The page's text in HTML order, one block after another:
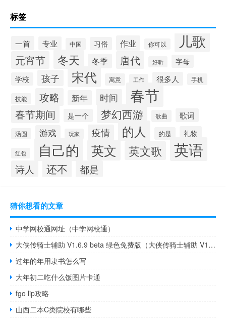
标签
一首 专业 中国 习俗 作业 你可以 儿歌
元宵节 冬天 冬季 唐代 好听
字母
学校
孩子 宋代 寓意 工作 很多人 手机
技能 攻略 新年 时间 春节
春节期间 是一个 梦幻西游 歌曲 歌词
汤圆 游戏 玩家 疫情 的人 的是 礼物
红包 自己的 英文 英文歌 英语
诗人 还不 都是
猜你想看的文章
中学网校通网址（中学网校通）
大侠传骑士辅助 V1.6.9 beta 绿色免费版（大侠传骑士辅助 V1.6.9 beta 绿色免费版功能简介）
过年的年用隶书怎么写
大年初二吃什么饭图片卡通
fgo lip攻略
山西二本C类院校有哪些